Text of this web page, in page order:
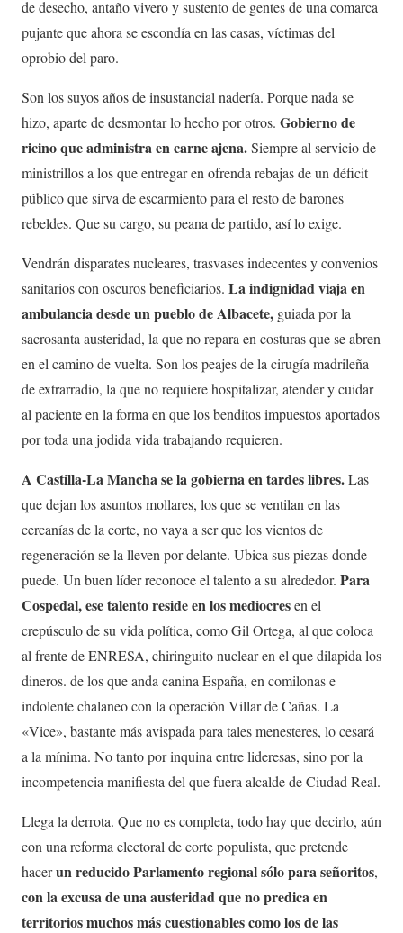
de desecho, antaño vivero y sustento de gentes de una comarca
pujante que ahora se escondía en las casas, víctimas del
oprobio del paro.
Son los suyos años de insustancial nadería. Porque nada se
hizo, aparte de desmontar lo hecho por otros. Gobierno de
ricino que administra en carne ajena.Siempre al servicio de
ministrillos a los que entregar en ofrenda rebajas de un déficit
público que sirva de escarmiento para el resto de barones
rebeldes. Que su cargo, su peana de partido, así lo exige.
Vendrán disparates nucleares, trasvases indecentes y convenios
sanitarios con oscuros beneficiarios. La indignidad viaja en
ambulancia desde un pueblo de Albacete, guiada por la
sacrosanta austeridad, la que no repara en costuras que se abren
en el camino de vuelta. Son los peajes de la cirugía madrileña
de extrarradio, la que no requiere hospitalizar, atender y cuidar
al paciente en la forma en que los benditos impuestos aportados
por toda una jodida vida trabajando requieren.
A Castilla-La Mancha se la gobierna en tardes libres.Las
que dejan los asuntos mollares, los que se ventilan en las
cercanías de la corte, no vaya a ser que los vientos de
regeneración se la lleven por delante. Ubica sus piezas donde
puede. Un buen líder reconoce el talento a su alrededor. Para
Cospedal, ese talento reside en los mediocresen el
crepúsculo de su vida política, como Gil Ortega, al que coloca
al frente de ENRESA, chiringuito nuclear en el que dilapida los
dineros. de los que anda canina España, en comilonas e
indolente chalaneo con la operación Villar de Cañas. La
«Vice», bastante más avispada para tales menesteres, lo cesará
a la mínima. No tanto por inquina entre lideresas, sino por la
incompetencia manifiesta del que fuera alcalde de Ciudad Real.
Llega la derrota. Que no es completa, todo hay que decirlo, aún
con una reforma electoral de corte populista, que pretende
hacerun reducido Parlamento regional sólo para señoritos,
con la excusa de una austeridad que no predica en
territorios muchos más cuestionables como los de las